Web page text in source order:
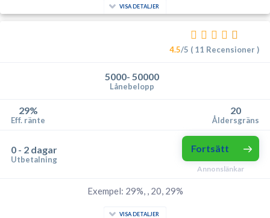
VISA DETALJER
4.5/5 ( 11 Recensioner )
5000- 50000
Lånebelopp
29%
Eff. ränte
20
Åldersgräns
0 - 2 dagar
Utbetalning
Fortsätt
Annonslänkar
Exempel: 29%, , 20, 29%
VISA DETALJER